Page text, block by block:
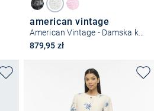
american vintage
American Vintage - Damska kamizelka - Hoktown
879,95 zł